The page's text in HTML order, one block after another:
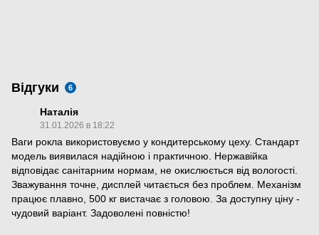
Відгуки 6
Наталія
31.01.2026 в 18:22
Ваги рокла використовуємо у кондитерському цеху. Стандарт
модель виявилася надійною і практичною. Нержавійка
відповідає санітарним нормам, не окислюється від вологості.
Зважування точне, дисплей читається без проблем. Механізм
працює плавно, 500 кг вистачає з головою. За доступну ціну -
чудовий варіант. Задоволені повністю!